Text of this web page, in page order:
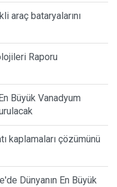
araç bataryalarını
Raporu
Büyük Vanadyum
kaplamaları çözümünü
Dünyanın En Büyük